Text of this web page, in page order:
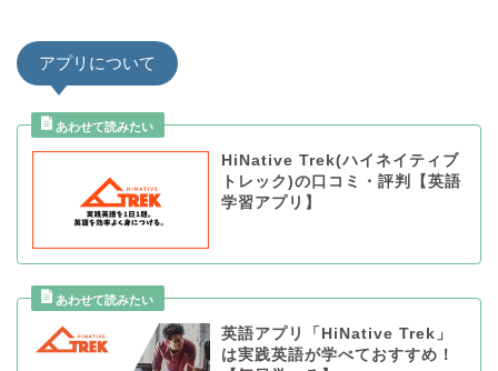
アプリについて
HiNative Trek(ハイネイティブ
トレック)の口コミ・評判【英語
学習アプリ】
英語アプリ「HiNative Trek」
は実践英語が学べておすすめ！